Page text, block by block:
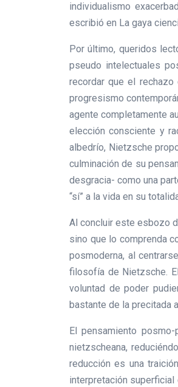
individualismo
escribió en La gaya
Por último, queridos
pseudo intelectuales
recordar que el
progresismo
agente completamente
elección consciente y
albedrío, Nietzsche
culminación de su
desgracia- como una
“sí” a la vida en su
Al concluir este esbozo
sino que lo comprenda
posmoderna, al
filosofía de Nietzsche.
voluntad de poder
bastante de la precitada
El pensamiento
nietzscheana,
reducción es una
interpretación